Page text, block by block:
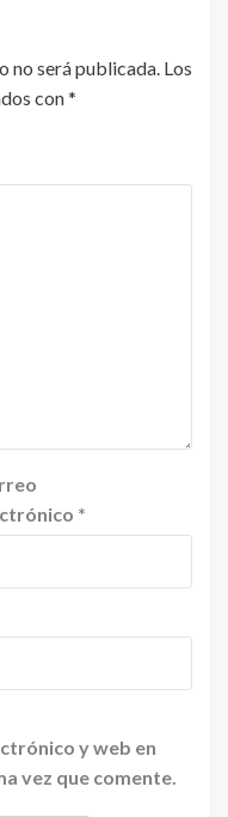
no será publicada. Los
con*
*
y web en
vez que comente.